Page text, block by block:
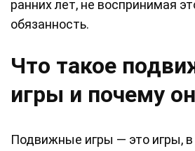
ранних лет, не воспринимая
обязанность.
Что такое
игры и почему
Подвижные игры — это игры,